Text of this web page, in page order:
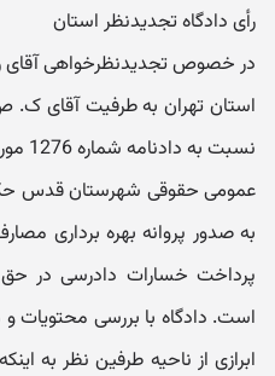
رأی دادگاه تجدیدنظر استان
در خصوص تجدیدنظرخواهی
استان تهران به طرفیت آقای
عمومی حقوقی شهرستان قدس
به صدور پروانه بهره برداری
پرداخت خسارات دادرسی در حق
است. دادگاه با بررسی محتویات